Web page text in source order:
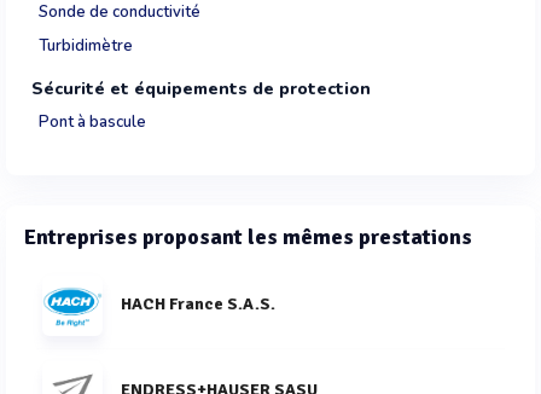
Sonde de conductivité
Turbidimètre
Sécurité et équipements de protection
Pont à bascule
Entreprises proposant les mêmes prestations
HACH France S.A.S.
ENDRESS+HAUSER SASU